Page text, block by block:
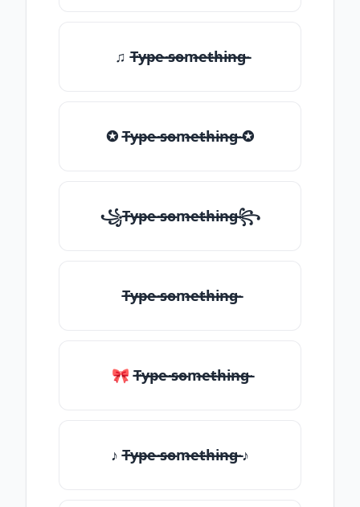
♫ T̶̴y̶̴p̶̴e̶̴ ̶̴s̶̴o̶̴m̶̴e̶̴t̶̴h̶̴i̶̴n̶̴g̶̴
✪ T̶̴y̶̴p̶̴e̶̴ ̶̴s̶̴o̶̴m̶̴e̶̴t̶̴h̶̴i̶̴n̶̴g̶̴ ✪
꧁T̶̴y̶̴p̶̴e̶̴ ̶̴s̶̴o̶̴m̶̴e̶̴t̶̴h̶̴i̶̴n̶̴g̶̴꧂
T̶̴y̶̴p̶̴e̶̴ ̶̴s̶̴o̶̴m̶̴e̶̴t̶̴h̶̴i̶̴n̶̴g̶̴
🎀 T̶̴y̶̴p̶̴e̶̴ ̶̴s̶̴o̶̴m̶̴e̶̴t̶̴h̶̴i̶̴n̶̴g̶̴
♪ T̶̴y̶̴p̶̴e̶̴ ̶̴s̶̴o̶̴m̶̴e̶̴t̶̴h̶̴i̶̴n̶̴g̶̴ ♪